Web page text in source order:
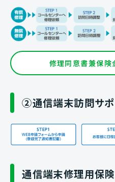
修理同意書兼保険
②通信端末訪問サ
通信端末修理用保